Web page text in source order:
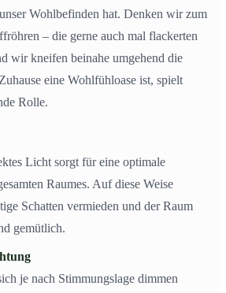
Wohlbefinden hat. Denken wir zum
– die gerne auch mal flackerten
wir kneifen beinahe umgehend die
eine Wohlfühloase ist, spielt
Rolle.
Licht sorgt für eine optimale
Raumes. Auf diese Weise
Schatten vermieden und der Raum
gemütlich.
je nach Stimmungslage dimmen